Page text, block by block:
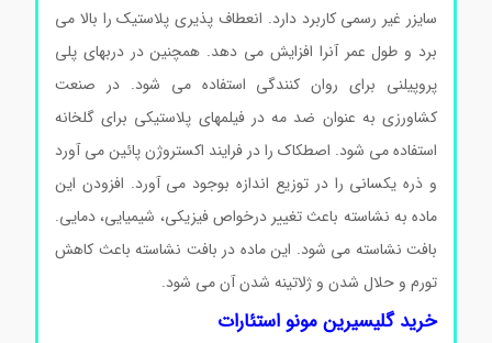
سایزر غیر رسمی کاربرد دارد. انعطاف پذیری پلاستیک را بالا می
برد و طول عمر آنرا افزایش می دهد. همچنین در دربهای پلی
پروپیلنی برای روان کنندگی استفاده می شود. در صنعت
کشاورزی به عنوان ضد مه در فیلمهای پلاستیکی برای گلخانه
استفاده می شود. اصطکاک را در فرایند اکستروژن پائین می آورد
و ذره یکسانی را در توزیع اندازه بوجود می آورد. افزودن این
ماده به نشاسته باعث تغییر درخواص فیزیکی، شیمیایی، دمایی.
بافت نشاسته می شود. این ماده در بافت نشاسته باعث کاهش
تورم و حلال شدن و ژلاتینه شدن آن می شود.
خرید گلیسیرین مونو استئارات